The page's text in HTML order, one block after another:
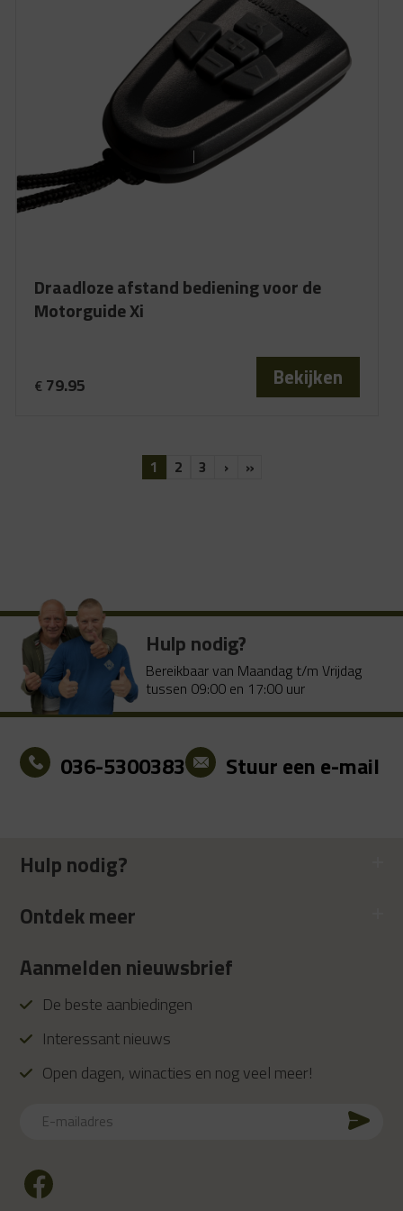
Draadloze afstand bediening voor de
Motorguide Xi
€ 79.95 Bekijken
1 2 3 › »
Hulp nodig?
Bereikbaar van Maandag t/m Vrijdag
tussen 09:00 en 17:00 uur
036-5300383 Stuur een e-mail
Hulp nodig?
Ontdek meer
Aanmelden nieuwsbrief
De beste aanbiedingen
Interessant nieuws
Open dagen, winacties en nog veel meer!
mailadres